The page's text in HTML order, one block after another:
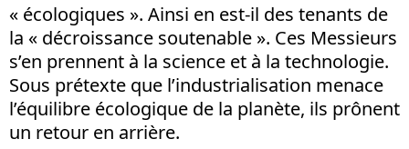
« écologiques ». Ainsi en est-il des tenants de
la « décroissance soutenable ». Ces Messieurs
s’en prennent à la science et à la technologie.
Sous prétexte que l’industrialisation menace
l’équilibre écologique de la planète, ils prônent
un retour en arrière.